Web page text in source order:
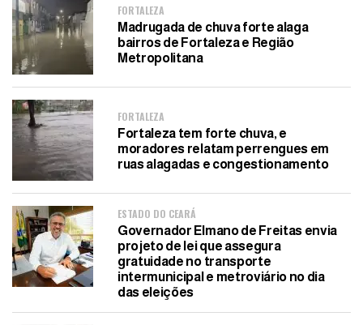
FORTALEZA
Madrugada de chuva forte alaga
bairros de Fortaleza e Região
Metropolitana
FORTALEZA
Fortaleza tem forte chuva, e
moradores relatam perrengues em
ruas alagadas e congestionamento
ESTADO DO CEARÁ
Governador Elmano de Freitas envia
projeto de lei que assegura
gratuidade no transporte
intermunicipal e metroviário no dia
das eleições